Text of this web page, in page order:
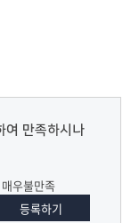
여 만족하시나
매우불만족